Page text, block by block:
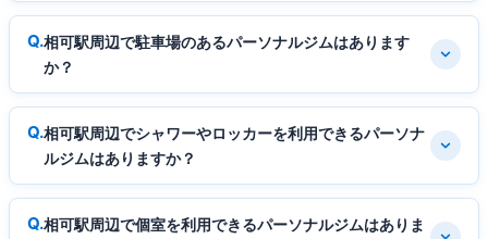
相可駅周辺で駐車場のあるパーソナルジムはあります
か？
相可駅周辺でシャワーやロッカーを利用できるパーソナ
ルジムはありますか？
相可駅周辺で個室を利用できるパーソナルジムはありま